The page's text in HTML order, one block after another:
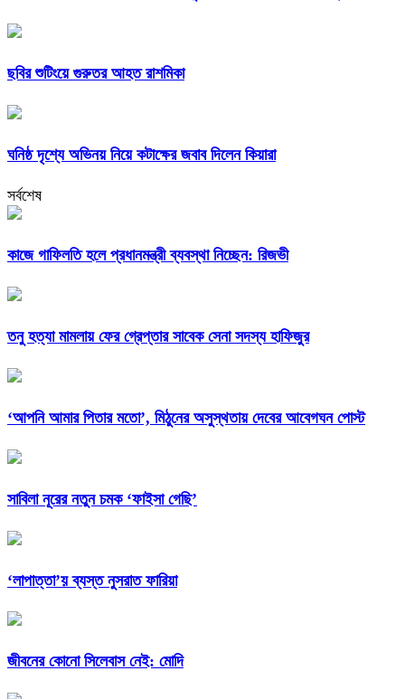
ছবির শুটিংয়ে গুরুতর আহত রাশমিকা
ঘনিষ্ঠ দৃশ্যে অভিনয় নিয়ে কটাক্ষের জবাব দিলেন কিয়ারা
সর্বশেষ
কাজে গাফিলতি হলে প্রধানমন্ত্রী ব্যবস্থা নিচ্ছেন: রিজভী
তনু হত্যা মামলায় ফের গ্রেপ্তার সাবেক সেনা সদস্য হাফিজুর
‘আপনি আমার পিতার মতো’, মিঠুনের অসুস্থতায় দেবের আবেগঘন পোস্ট
সাবিলা নূরের নতুন চমক ‘ফাইসা গেছি’
‘লাপাত্তা’য় ব্যস্ত নুসরাত ফারিয়া
জীবনের কোনো সিলেবাস নেই: মোদি